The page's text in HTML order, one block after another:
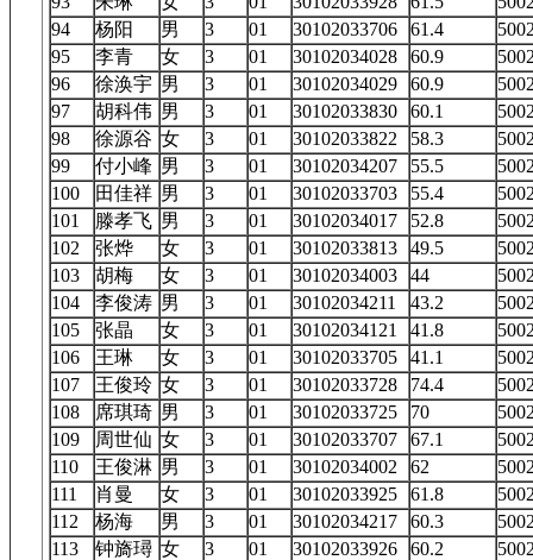
94
杨阳 男 3 01 30102033706 61.4
95
李青 女 3 01 30102034028 60.9
96
徐涣宇 男 3 01 30102034029 60.9
97
胡科伟 男 3 01 30102033830 60.1
98
徐源谷 女 3 01 30102033822 58.3
99
付小峰 男 3 01 30102034207 55.5
100
田佳祥 男 3 01 30102033703 55.4
101
滕孝飞 男 3 01 30102034017 52.8
102
张烨 女 3 01 30102033813 49.5
103
胡梅 女 3 01 30102034003 44
104
李俊涛 男 3 01 30102034211 43.2
105
张晶 女 3 01 30102034121 41.8
106
王琳 女 3 01 30102033705 41.1
107
王俊玲 女 3 01 30102033728 74.4
108
席琪琦 男 3 01 30102033725 70
109
周世仙 女 3 01 30102033707 67.1
110
王俊淋 男 3 01 30102034002 62
111
肖曼 女 3 01 30102033925 61.8
112
杨海 男 3 01 30102034217 60.3
113
钟旖璕 女 3 01 30102033926 60.2